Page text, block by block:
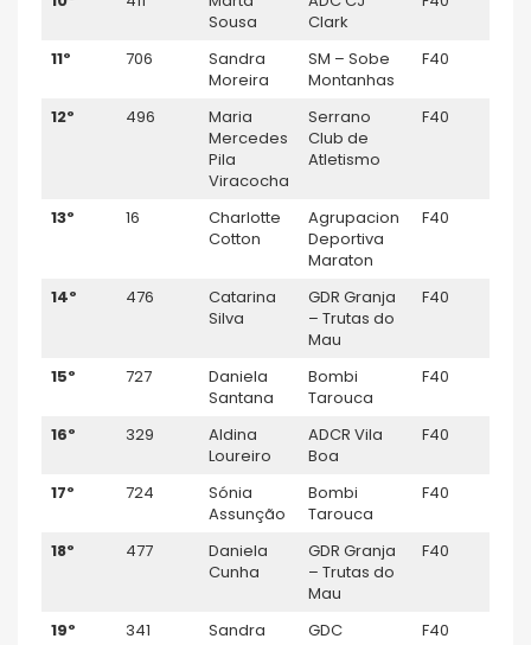
Sousa
Clark
11º 706
Sandra
Moreira
SM – Sobe
Montanhas
F40
12º 496
Maria
Mercedes
Pila
Viracocha
Serrano
Club de
Atletismo
F40
13º 16
Charlotte
Cotton
Agrupacion
Deportiva
Maraton
F40
14º 476
Catarina
Silva
GDR Granja
– Trutas do
Mau
F40
15º 727
Daniela
Santana
Bombi
Tarouca
F40
16º 329
Aldina
Loureiro
ADCR Vila
Boa
F40
17º 724
Sónia
Assunção
Bombi
Tarouca
F40
18º 477
Daniela
Cunha
GDR Granja
– Trutas do
Mau
F40
19º 341
Sandra
GDC
F40